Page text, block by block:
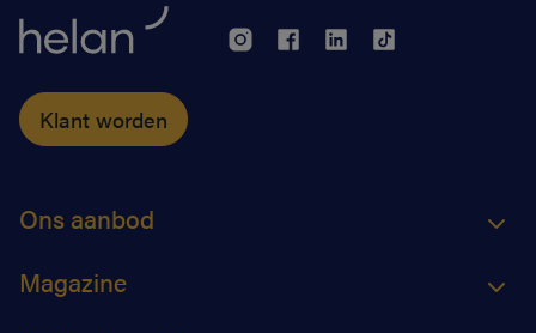
Klant worden
Ons aanbod
Magazine